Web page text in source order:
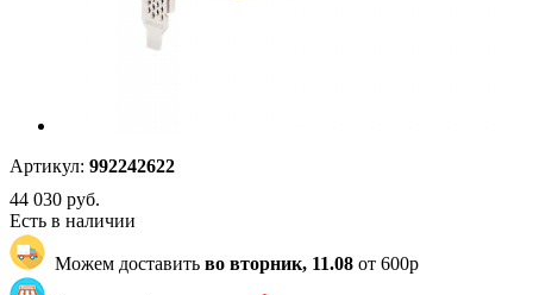
Артикул: 992242622
44 030 руб.
Есть в наличии
Можем доставить во вторник, 11.08 от 600р